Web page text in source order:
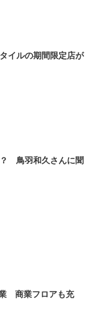
イルの期間限定店が
鳥羽和久さんに聞
商業フロアも充